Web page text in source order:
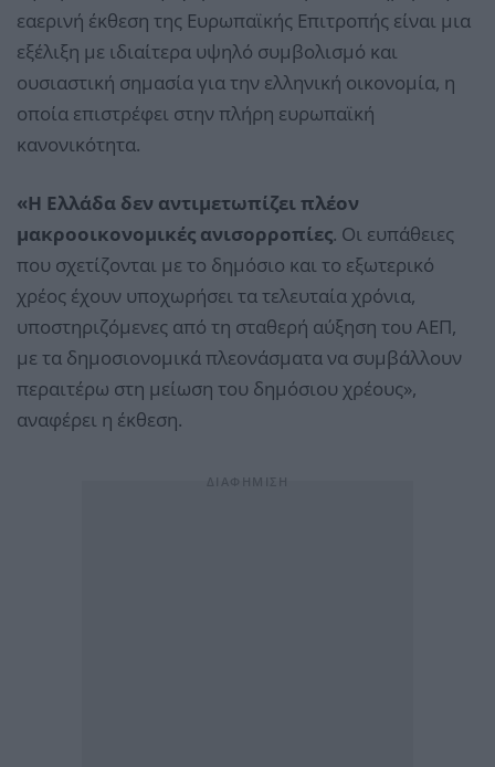
εαερινή έκθεση της Ευρωπαϊκής Επιτροπής είναι μια
εξέλιξη με ιδιαίτερα υψηλό συμβολισμό και
ουσιαστική σημασία για την ελληνική οικονομία, η
οποία επιστρέφει στην πλήρη ευρωπαϊκή
κανονικότητα.
«Η Ελλάδα δεν αντιμετωπίζει πλέον
μακροοικονομικές ανισορροπίες. Οι ευπάθειες
που σχετίζονται με το δημόσιο και το εξωτερικό
χρέος έχουν υποχωρήσει τα τελευταία χρόνια,
υποστηριζόμενες από τη σταθερή αύξηση του ΑΕΠ,
με τα δημοσιονομικά πλεονάσματα να συμβάλλουν
περαιτέρω στη μείωση του δημόσιου χρέους»,
αναφέρει η έκθεση.